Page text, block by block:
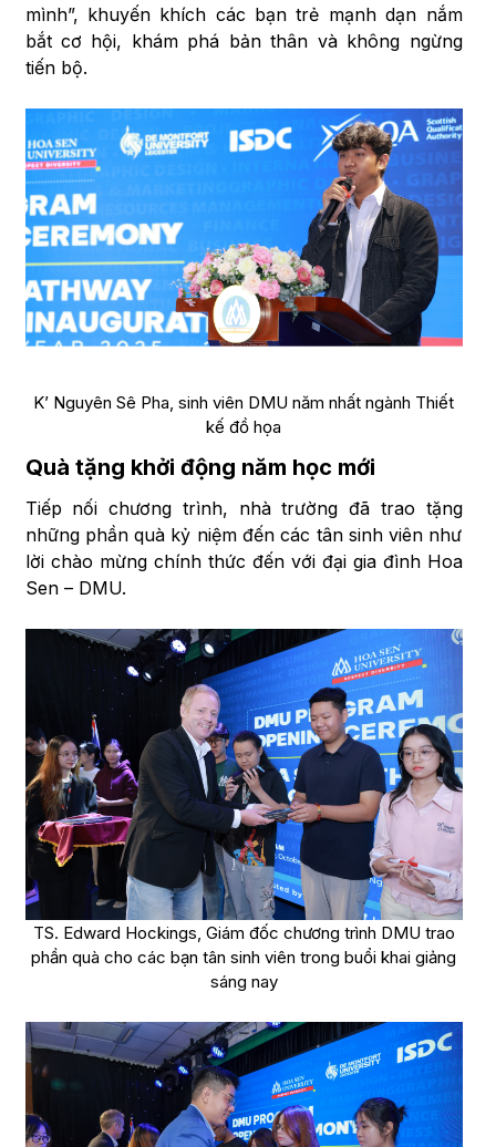
mình”, khuyến khích các bạn trẻ mạnh dạn nắm
bắt cơ hội, khám phá bản thân và không ngừng
tiến bộ.
K’ Nguyên Sê Pha, sinh viên DMU năm nhất ngành Thiết
kế đồ họa
Quà tặng khởi động năm học mới
Tiếp nối chương trình, nhà trường đã trao tặng
những phần quà kỷ niệm đến các tân sinh viên như
lời chào mừng chính thức đến với đại gia đình Hoa
Sen – DMU.
TS. Edward Hockings, Giám đốc chương trình DMU trao
phần quà cho các bạn tân sinh viên trong buổi khai giảng
sáng nay